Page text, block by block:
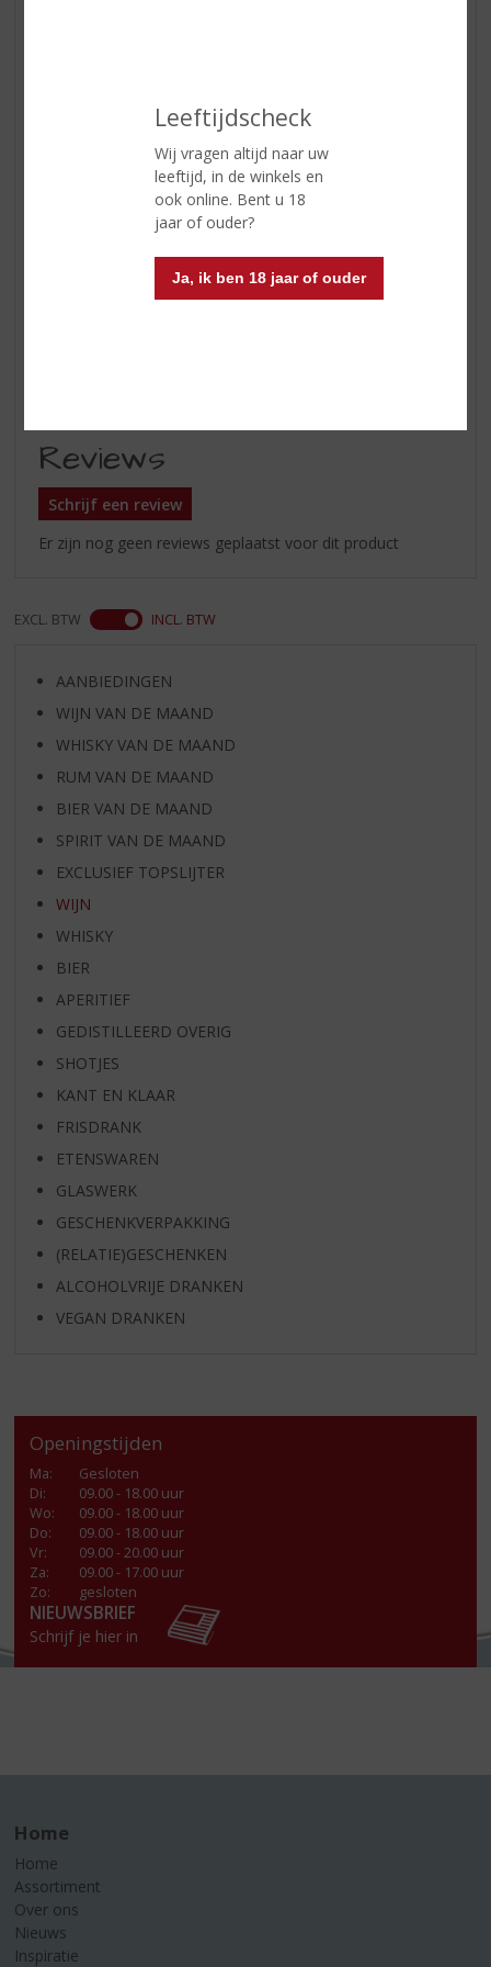
Leeftijdscheck
Wij vragen altijd naar uw
leeftijd, in de winkels en
ook online. Bent u 18
jaar of ouder?
Ja, ik ben 18 jaar of ouder
helder licht roze van kleur
aromatisch, met intense aroma’s
van grapefruit en framboos
fris en fruitig van smaak, met
lang en aanhoudende afdronk
Reviews
Schrijf een review
Er zijn nog geen reviews geplaatst voor dit product
EXCL. BTW INCL. BTW
AANBIEDINGEN
WIJN VAN DE MAAND
WHISKY VAN DE MAAND
RUM VAN DE MAAND
BIER VAN DE MAAND
SPIRIT VAN DE MAAND
EXCLUSIEF TOPSLIJTER
WIJN
WHISKY
BIER
APERITIEF
GEDISTILLEERD OVERIG
SHOTJES
KANT EN KLAAR
FRISDRANK
ETENSWAREN
GLASWERK
GESCHENKVERPAKKING
(RELATIE)GESCHENKEN
ALCOHOLVRIJE DRANKEN
VEGAN DRANKEN
Openingstijden
Ma:
Gesloten
Di:
09.00 - 18.00 uur
Wo:
09.00 - 18.00 uur
Do:
09.00 - 18.00 uur
Vr:
09.00 - 20.00 uur
Za:
09.00 - 17.00 uur
Zo:
gesloten
NIEUWSBRIEF
Schrijf je hier in
Home
Home
Assortiment
Over ons
Nieuws
Inspiratie